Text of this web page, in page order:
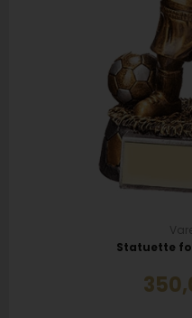
Statuette